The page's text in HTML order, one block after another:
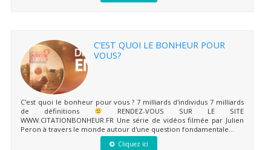
C’EST QUOI LE BONHEUR POUR
VOUS?
C'est quoi le bonheur pour vous ? 7 milliards d'individus 7 milliards
de définitions
RENDEZ-VOUS SUR LE SITE
WWW.CITATIONBONHEUR.FR Une série de vidéos filmée par Julien
Peron à travers le monde autour d'une question fondamentale...
Cliquez ici